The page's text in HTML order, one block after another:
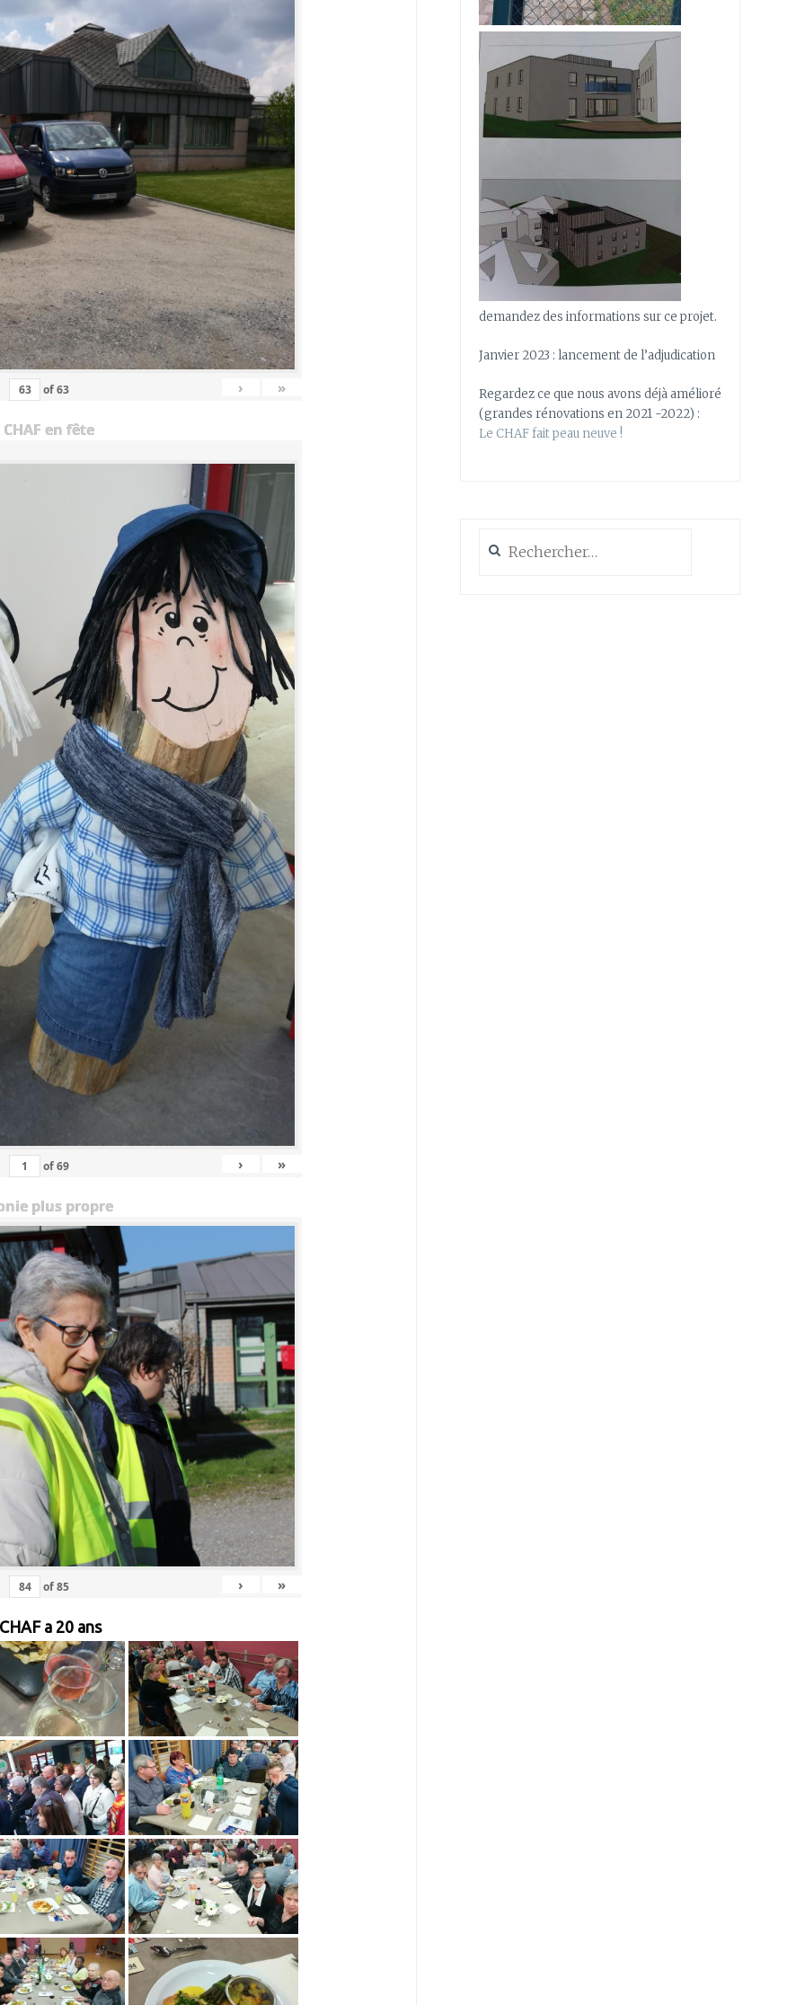
of63 › »
CHAF en fête
of69 › »
plus propre
of85 › »
a 20 ans
demandez des informations sur ce projet.
Janvier 2023 : lancement de l’adjudication
Regardez ce que nous avons déjà amélioré
(grandes rénovations en 2021 -2022) :
Le CHAF fait peau neuve !